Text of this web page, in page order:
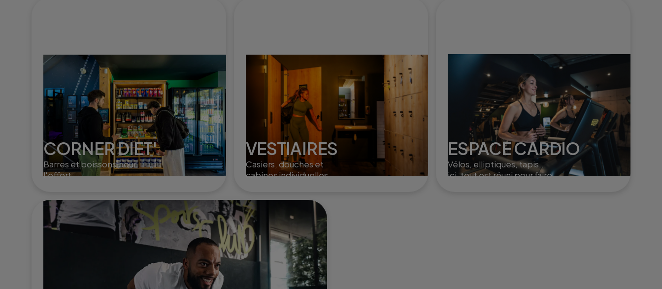
CORNER DIET'
Barres et boissons pour
l'effort
VESTIAIRES
Casiers, douches et
cabines individuelles
ESPACE CARDIO
Vélos, elliptiques, tapis...
ici, tout est réuni pour faire